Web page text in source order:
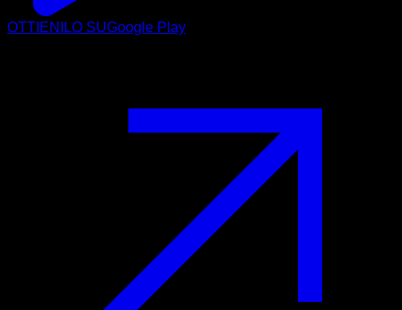
OTTIENILO SUGoogle Play